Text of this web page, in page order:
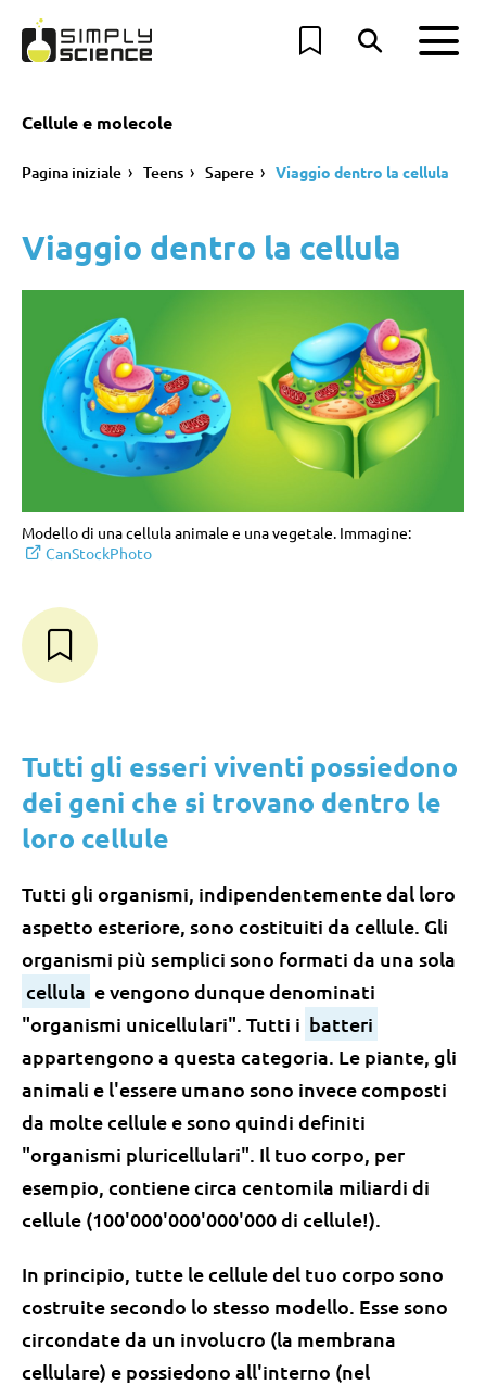
Cellule e molecole
Pagina iniziale Teens Sapere Viaggio dentro la cellula
Viaggio dentro la cellula
Modello di una cellula animale e una vegetale. Immagine:
CanStockPhoto
Tutti gli esseri viventi possiedono
dei geni che si trovano dentro le
loro cellule
Tutti gli organismi, indipendentemente dal loro
aspetto esteriore, sono costituiti da cellule. Gli
organismi più semplici sono formati da una sola
cellula e vengono dunque denominati
"organismi unicellulari". Tutti i batteri
appartengono a questa categoria. Le piante, gli
animali e l'essere umano sono invece composti
da molte cellule e sono quindi definiti
"organismi pluricellulari". Il tuo corpo, per
esempio, contiene circa centomila miliardi di
cellule (100'000'000'000'000 di cellule!).
In principio, tutte le cellule del tuo corpo sono
costruite secondo lo stesso modello. Esse sono
circondate da un involucro (la membrana
cellulare) e possiedono all'interno (nel